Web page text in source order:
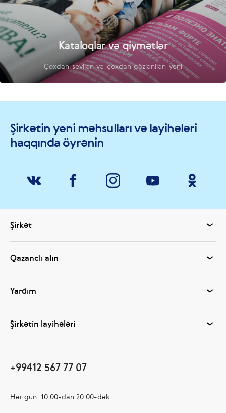
Kataloqlar və qiymətlər
Çoxdan sevilən və çoxdan gözlənilən yeni
Şirkətin yeni məhsulları və layihələri
haqqında öyrənin
Şirkət
Qazanclı alın
Yardım
Şirkətin layihələri
+99412 567 77 07
Hər gün: 10:00-dan 20:00-dək